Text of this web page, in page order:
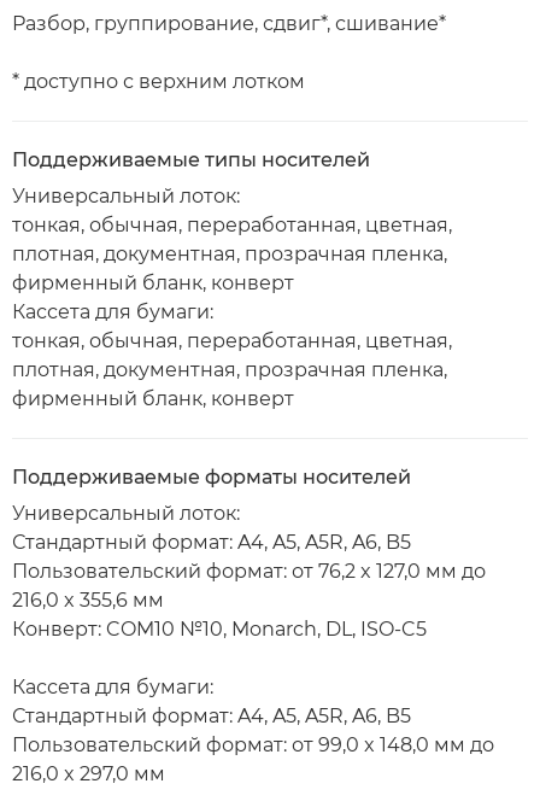
Разбор, группирование, сдвиг*, сшивание*
* доступно с верхним лотком
Поддерживаемые типы носителей
Универсальный лоток:
тонкая, обычная, переработанная, цветная,
плотная, документная, прозрачная пленка,
фирменный бланк, конверт
Кассета для бумаги:
тонкая, обычная, переработанная, цветная,
плотная, документная, прозрачная пленка,
фирменный бланк, конверт
Поддерживаемые форматы носителей
Универсальный лоток:
Стандартный формат: A4, A5, A5R, A6, B5
Пользовательский формат: от 76,2 x 127,0 мм до
216,0 x 355,6 мм
Конверт: COM10 №10, Monarch, DL, ISO-C5
Кассета для бумаги:
Стандартный формат: A4, A5, A5R, A6, B5
Пользовательский формат: от 99,0 x 148,0 мм до
216,0 x 297,0 мм